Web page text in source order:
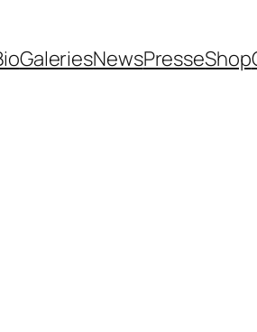
GaleriesNewsPresseShop